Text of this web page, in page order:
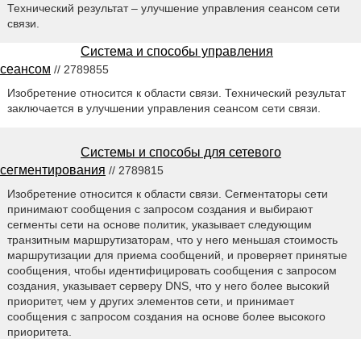
Технический результат – улучшение управления сеансом сети
связи.
Система и способы управления
сеансом // 2789855
Изобретение относится к области связи. Технический результат
заключается в улучшении управления сеансом сети связи.
Системы и способы для сетевого
сегментирования // 2789815
Изобретение относится к области связи. Сегментаторы сети
принимают сообщения с запросом создания и выбирают
сегменты сети на основе политик, указывает следующим
транзитным маршрутизаторам, что у него меньшая стоимость
маршрутизации для приема сообщений, и проверяет принятые
сообщения, чтобы идентифицировать сообщения с запросом
создания, указывает серверу DNS, что у него более высокий
приоритет, чем у других элементов сети, и принимает
сообщения с запросом создания на основе более высокого
приоритета.